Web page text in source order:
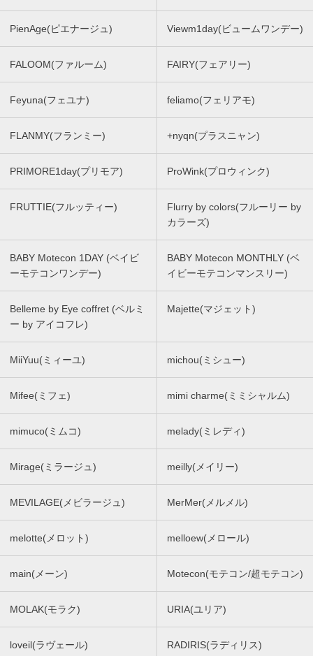
PienAge(ピエナージュ) Viewm1day(ビュームワンデー)
FALOOM(ファルーム) FAIRY(フェアリー)
Feyuna(フェユナ) feliamo(フェリアモ)
FLANMY(フランミー) +nyqn(プラスニャン)
PRIMORE1day(プリモア) ProWink(プロウィンク)
FRUTTIE(フルッティー)
Flurry by colors(フルーリー by
カラーズ)
BABY Motecon 1DAY (ベイビ
ーモテコンワンデー)
BABY Motecon MONTHLY (ベ
イビーモテコンマンスリー)
Belleme by Eye coffret (ベルミ
ー by アイコフレ)
Majette(マジェット)
MiiYuu(ミィーユ) michou(ミシュー)
Mifee(ミフェ) mimi charme(ミミシャルム)
mimuco(ミムコ) melady(ミレディ)
Mirage(ミラージュ) meilly(メイリー)
MEVILAGE(メビラージュ) MerMer(メルメル)
melotte(メロット) melloew(メロール)
main(メーン) Motecon(モテコン/超モテコン)
MOLAK(モラク) URIA(ユリア)
loveil(ラヴェール) RADIRIS(ラディリス)